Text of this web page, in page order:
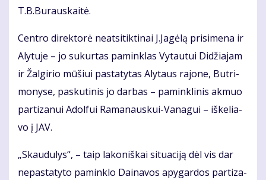
T.B.Bu­raus­kai­tė.
Cen­tro di­rek­to­rė ne­at­si­tik­ti­nai J.Ja­gė­lą pri­si­me­na ir
Aly­tu­je – jo su­kur­tas pa­min­klas Vy­tau­tui Di­džia­jam
ir Žal­gi­rio mū­šiui pa­sta­ty­tas Aly­taus ra­jo­ne, But­ri­
mo­ny­se, pas­ku­ti­nis jo dar­bas – pa­min­kli­nis ak­muo
par­ti­za­nui Adol­fui Ra­ma­naus­kui-Va­na­gui – iš­ke­lia­
vo į JAV.
„Skau­du­lys“, – taip la­ko­niš­kai si­tu­a­ci­ją dėl vis dar
ne­pa­sta­ty­to pa­min­klo Dai­na­vos apy­gar­dos par­ti­za­